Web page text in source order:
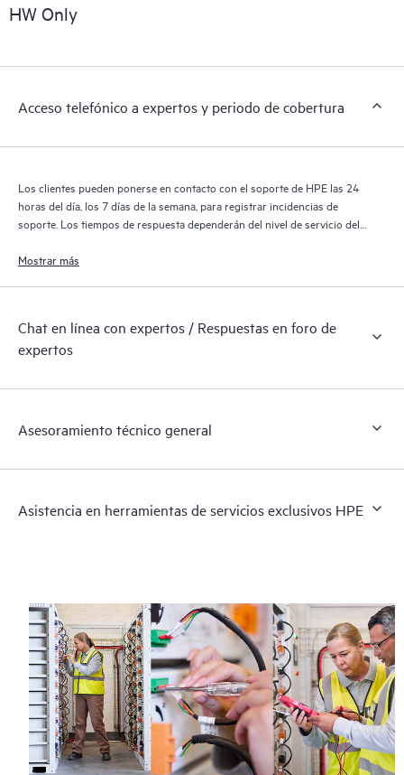
de HPE cubiertos por el servicio HPE Tech Care. Los clientes
distintos productos instalados en sus entornos y cómo
permiten a los clientes realizar determinadas actividades sin
proporcionan, además, un portal de recursos de conocimiento
los recursos de HPE, que impulsan la excelencia de las
operaciones y optimizan el rendimiento, del extremo a la nube.
HW Only
Acceso telefónico a expertos y periodo de cobertura
Los clientes pueden ponerse en contacto con el soporte de HPE las 24
horas del día, los 7 días de la semana, para registrar incidencias de
soporte. Los tiempos de respuesta dependerán del nivel de servicio del
Mostrar más
Chat en línea con expertos / Respuestas en foro de
expertos
Asesoramiento técnico general
Asistencia en herramientas de servicios exclusivos HPE